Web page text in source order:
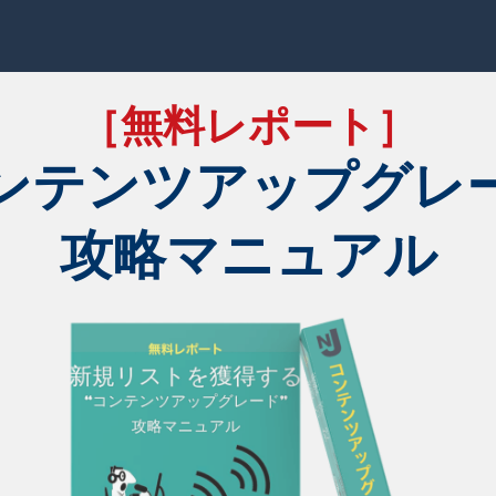
［無料レポート］
テンツアップグレ
攻略マニュアル